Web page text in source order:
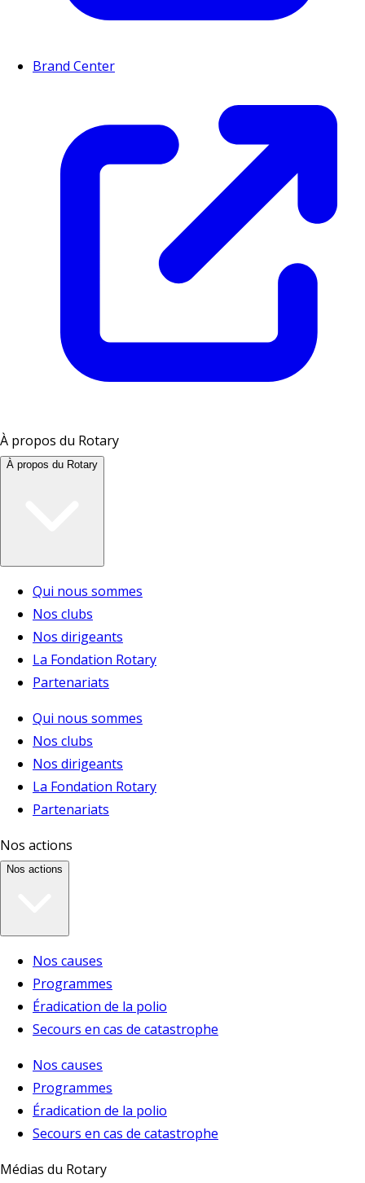
Brand Center
À propos du Rotary
À propos du Rotary
Qui nous sommes
Nos clubs
Nos dirigeants
La Fondation Rotary
Partenariats
Qui nous sommes
Nos clubs
Nos dirigeants
La Fondation Rotary
Partenariats
Nos actions
Nos actions
Nos causes
Programmes
Éradication de la polio
Secours en cas de catastrophe
Nos causes
Programmes
Éradication de la polio
Secours en cas de catastrophe
Médias du Rotary